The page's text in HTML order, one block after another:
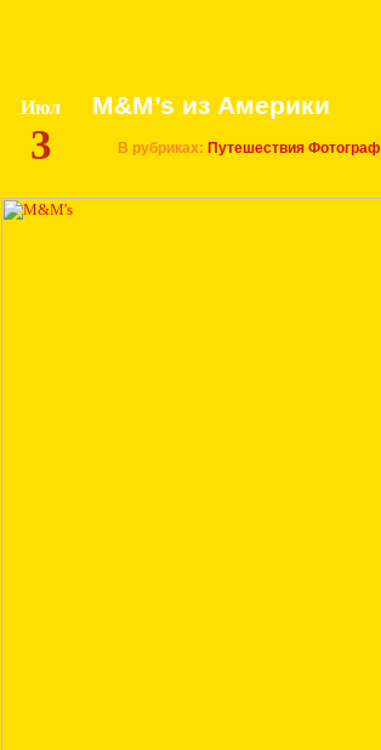
Июл
3
M&M’s из Америки
В рубриках: Путешествия